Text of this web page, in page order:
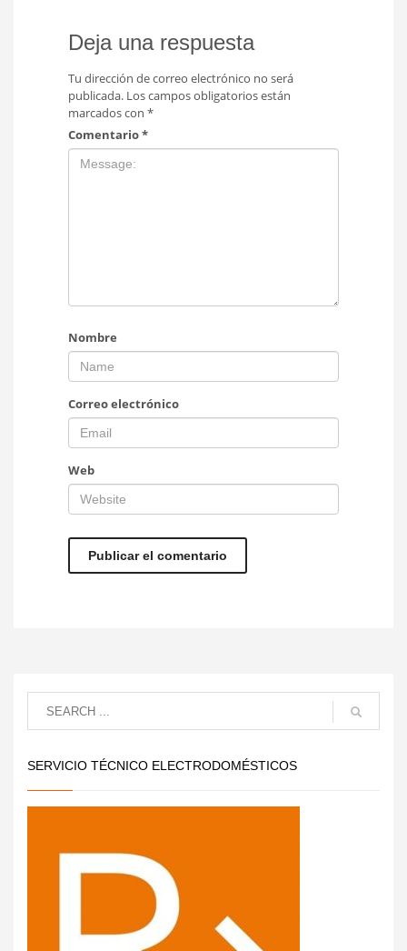
Deja una respuesta
Tu dirección de correo electrónico no será
publicada. Los campos obligatorios están
marcados con *
Comentario*
Nombre
Correo electrónico
Web
SERVICIO TÉCNICO ELECTRODOMÉSTICOS